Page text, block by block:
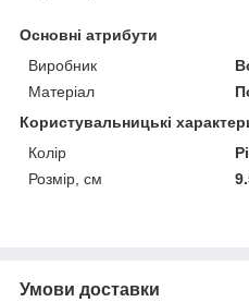
Основні атрибути
Виробник
Матеріал
Користувальницькі
Колір
Розмір, см
Умови доставки